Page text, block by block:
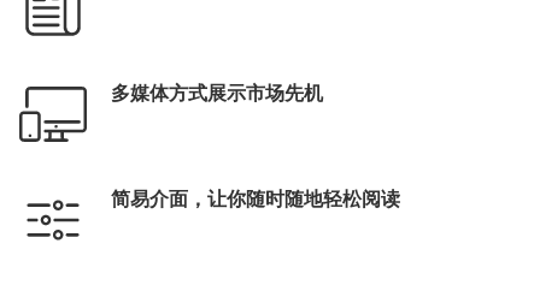
多媒体方式展示市场先机
简易介面，让你随时随地轻松阅读